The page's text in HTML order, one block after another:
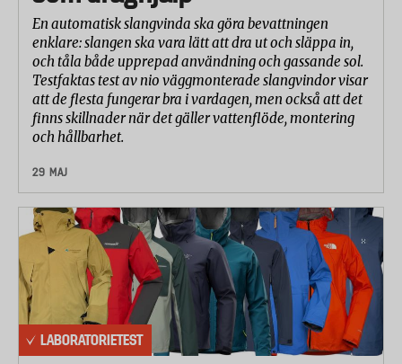
En automatisk slangvinda ska göra bevattningen
enklare: slangen ska vara lätt att dra ut och släppa in,
och tåla både upprepad användning och gassande sol.
Testfaktas test av nio väggmonterade slangvindor visar
att de flesta fungerar bra i vardagen, men också att det
finns skillnader när det gäller vattenflöde, montering
och hållbarhet.
29 MAJ
LABORATORIETEST